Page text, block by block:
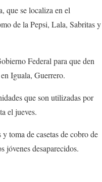
que se localiza en el
de la Pepsi, Lala, Sabritas y
Federal para que den
Iguala, Guerrero.
que son utilizadas por
el jueves.
toma de casetas de cobro de
jóvenes desaparecidos.